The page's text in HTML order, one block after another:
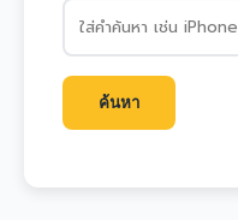
ค้นหา